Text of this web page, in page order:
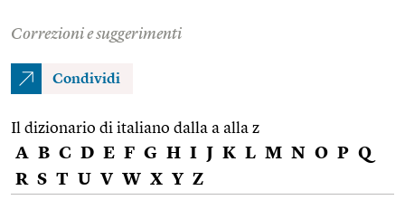
Correzioni e suggerimenti
Condividi
Il dizionario di italiano dalla a alla z
A B C D E F G H I J K L M N O P Q
R S T U V W X Y Z